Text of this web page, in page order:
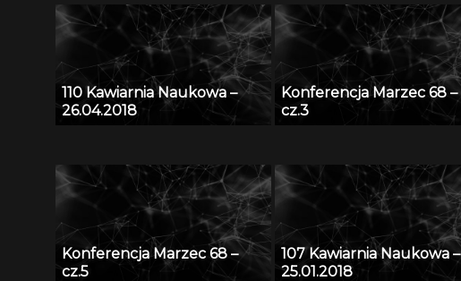
110 Kawiarnia Naukowa –
26.04.2018
Konferencja Marzec 68 –
cz.3
Konferencja Marzec 68 –
cz.5
107 Kawiarnia Naukowa –
25.01.2018